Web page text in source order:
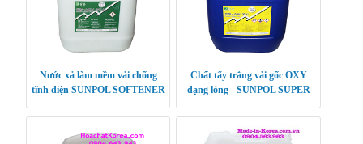
Nước xả làm mềm vải chống
tĩnh điện SUNPOL SOFTENER
Chất tẩy trắng vải gốc OXY
dạng lỏng - SUNPOL SUPER